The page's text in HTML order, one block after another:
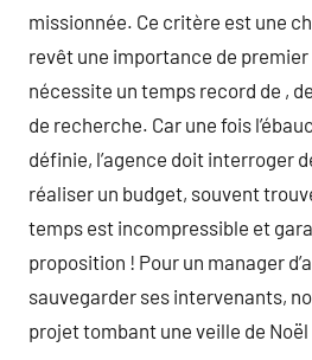
missionnée. Ce critère est une
revêt une importance de
nécessite un temps record de ,
de recherche. Car une fois
définie, l’agence doit interroger
réaliser un budget, souvent
temps est incompressible et
proposition ! Pour un manager
sauvegarder ses intervenants,
projet tombant une veille de